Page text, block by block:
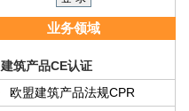
业务领域
建筑产品CE认证
欧盟建筑产品法规CPR